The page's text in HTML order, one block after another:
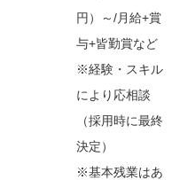
円）～/月給+賞
与+皆勤賞など
※経験・スキル
により応相談
（採用時に最終
決定）
※基本残業はあ